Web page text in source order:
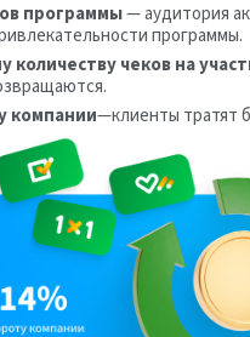
программы— аудитория
программы.
количеству чеков на
компании—клиенты тратят